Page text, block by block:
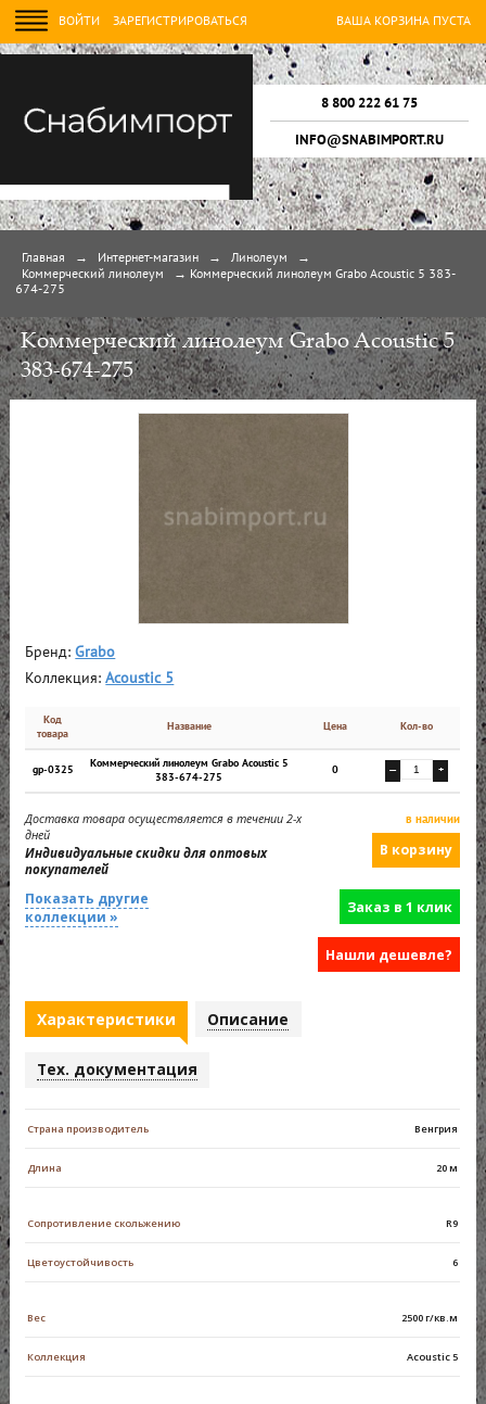
ВОЙТИ ЗАРЕГИСТРИРОВАТЬСЯ ВАША КОРЗИНА ПУСТА
8 800 222 61 75
INFO@SNABIMPORT.RU
Главная → Интернет-магазин → Линолеум
→
Коммерческий линолеум
→
Коммерческий линолеум Grabo Acoustic 5 383-
674-275
Коммерческий линолеум Grabo Acoustic 5
383-674-275
Бренд:Grabo
Коллекция:Acoustic 5
Код
товара
Название Цена Кол-во
gp-0325
Коммерческий линолеум Grabo Acoustic 5
383-674-275
0 — +
Доставка товара осуществляется в течении 2-х
дней
Индивидуальные скидки для оптовых
покупателей
в наличии
Показать другие
коллекции »
Заказ в 1 клик
Нашли дешевле?
Характеристики Описание
Тех. документация
Страна производитель Венгрия
Длина 20 м
Сопротивление скольжению R9
Цветоустойчивость 6
Вес 2500 г/кв.м
Коллекция Acoustic 5